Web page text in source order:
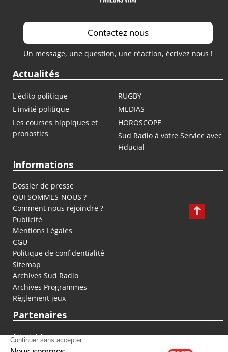
Contactez nous
Un message, une question, une réaction, écrivez nous !
Actualités
L'édito politique
RUGBY
L'invité politique
MEDIAS
Les courses hippiques et
pronostics
HOROSCOPE
Sud Radio à votre Service avec
Fiducial
Informations
Dossier de presse
QUI SOMMES-NOUS ?
Comment nous rejoindre ?
Publicité
Mentions Légales
CGU
Politique de confidentialité
Sitemap
Archives Sud Radio
Archives Programmes
Règlement jeux
Partenaires
fiducial.fr